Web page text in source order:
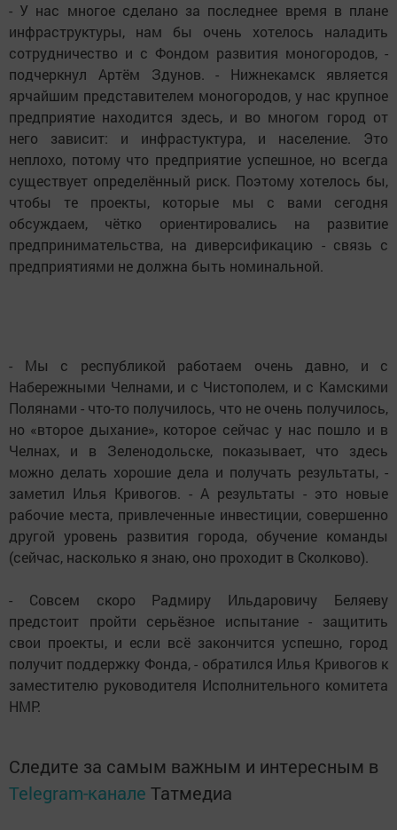
- У нас многое сделано за последнее время в плане
инфраструктуры, нам бы очень хотелось наладить
сотрудничество и с Фондом развития моногородов, -
подчеркнул Артём Здунов. - Нижнекамск является
ярчайшим представителем моногородов, у нас крупное
предприятие находится здесь, и во многом город от
него зависит: и инфрастуктура, и население. Это
неплохо, потому что предприятие успешное, но всегда
существует определённый риск. Поэтому хотелось бы,
чтобы те проекты, которые мы с вами сегодня
обсуждаем, чётко ориентировались на развитие
предпринимательства, на диверсификацию - связь с
предприятиями не должна быть номинальной.
- Мы с республикой работаем очень давно, и с
Набережными Челнами, и с Чистополем, и с Камскими
Полянами - что-то получилось, что не очень получилось,
но «второе дыхание», которое сейчас у нас пошло и в
Челнах, и в Зеленодольске, показывает, что здесь
можно делать хорошие дела и получать результаты, -
заметил Илья Кривогов. - А результаты - это новые
рабочие места, привлеченные инвестиции, совершенно
другой уровень развития города, обучение команды
(сейчас, насколько я знаю, оно проходит в Сколково).
- Совсем скоро Радмиру Ильдаровичу Беляеву
предстоит пройти серьёзное испытание - защитить
свои проекты, и если всё закончится успешно, город
получит поддержку Фонда, - обратился Илья Кривогов к
заместителю руководителя Исполнительного комитета
НМР.
Следите за самым важным и интересным в
Telegram-канале Татмедиа